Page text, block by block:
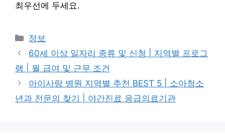
최우선에 두세요.
카
테
리
정보
60세 이상 일자리 종류 및 신청 | 지역별 프로그
램 | 월 급여 및 근무 조건
아이사랑 병원 지역별 추천 BEST 5 | 소아청소
년과 전문의 찾기 | 야간진료 응급의료기관